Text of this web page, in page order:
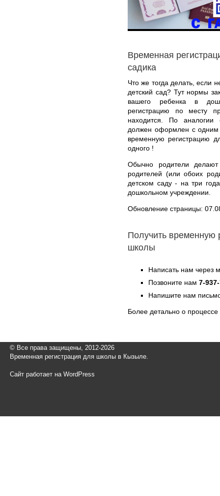
Временная
садика
Что же тогда делать, если
детский сад? Тут нормы
вашего ребенка в
регистрацию по месту
находится. По аналогии
должен оформлен с одним
временную регистрацию
одного !
Обычно родители
родителей (или обоих
детском саду - на три
дошкольном учреждении.
Обновление страницы:
Получить временную
школы
Написать нам через
Позвоните нам 7-
Напишите нам
Более детально о
© Все права защищены, 2012-2026
Временная регистрация для школы в Кызыле.
Сайт работает на WordPress